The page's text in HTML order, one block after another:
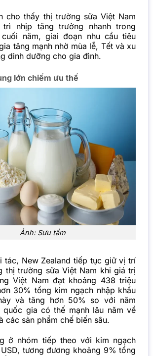
cho thấy thị trường sữa Việt Nam
nhịp tăng trưởng nhanh trong
cuối năm, giai đoạn nhu cầu tiêu
tăng mạnh nhờ mùa lễ, Tết và xu
dinh dưỡng cho gia đình.
lớn chiếm ưu thế
Ảnh: Sưu tầm
tác, New Zealand tiếp tục giữ vị trí
thị trường sữa Việt Nam khi giá trị
Việt Nam đạt khoảng 438 triệu
30% tổng kim ngạch nhập khẩu
và tăng hơn 50% so với năm
gia có thế mạnh lâu năm về
các sản phẩm chế biến sâu.
ở nhóm tiếp theo với kim ngạch
tương đương khoảng 9% tổng